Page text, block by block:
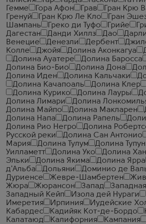
Гемме
Гора Афон Грав Гран Крю
Гренуй
Гран Крю Ле Кло Гран
Шампань
Греко ди Туфо Грийе
Дагестан
Данди Хиллз Дао
Венецие
Денезли Дербент
Колле
Джойя Долина Аконкагуа
Долина Ауатере
Долина Баросса
Долина Био-Био
Долина Дона
Долина Иден
Долина Кальчаки
Долина Качапоаль
Долина Клер
Долина Курико
Долина Лауры
Долина Лимари
Долина
Долина Майпо
Долина Макларен
Долина Напа
Долина Рапель
Долина Рио Негро
Долина
Русской реки
Долина Сан Антонио
Мария
Долина Тулум Долина
Уилламетт
Долина Уко Долина
Эльки
Долина Якима Долина Ярра
д'Альба
Дольяни Доминио де
Дуриенсе
Жевре-Шамбертен
Жюра
Жюрансон Запад
Западный Кейп
Изола дей Нураги
Имеретия
Ирпиния Иудейские
Кабардес
Кадийяк Кот-де-Бордо
Калатаюд
Калифорния Кампания